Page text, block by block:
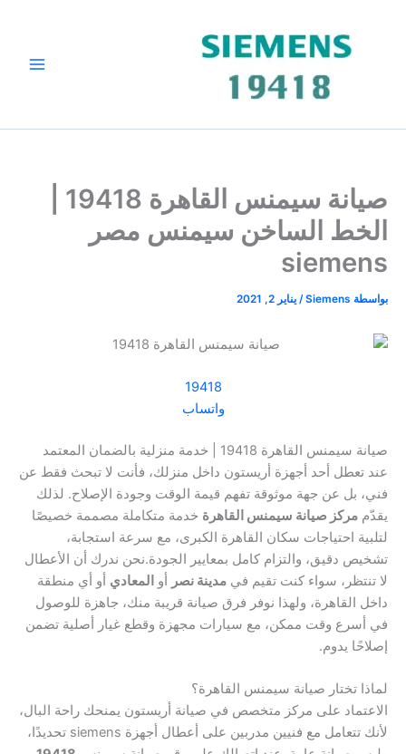
الخط الساخن سيمنس مصر
siemens
بواسطة Siemens
/ يناير 2, 2021
19418
واتساب
صيانة سيمنس القاهرة 19418 | خدمة منزلية بالضمان المعتمد
عند تعطل أحد أجهزة أريستون داخل منزلك، فأنت لا تبحث فقط عن
فني، بل عن جهة موثوقة تفهم قيمة الوقت وجودة الإصلاح. لذلك
يقدّم مركز صيانة سيمنس القاهرة خدمة متكاملة مصممة خصيصًا
لتلبية احتياجات سكان القاهرة الكبرى، مع سرعة استجابة،
تشخيص دقيق، والتزام كامل بمعايير الجودة.نحن ندرك أن الأعطال
لا تنتظر، سواء كنت تقيم في مدينة نصر أو المعادي أو أي منطقة
داخل القاهرة، ولهذا نوفر فرق صيانة قريبة منك، جاهزة للوصول
في أسرع وقت ممكن، مع سيارات مجهزة وقطع غيار أصلية تضمن
إصلاحًا يدوم.
لماذا تختار صيانة سيمنس القاهرة؟
الاعتماد على مركز متخصص في صيانة أريستون يمنحك راحة البال،
لأنك تتعامل مع فنيين مدربين على أعطال أجهزة siemens تحديدًا،